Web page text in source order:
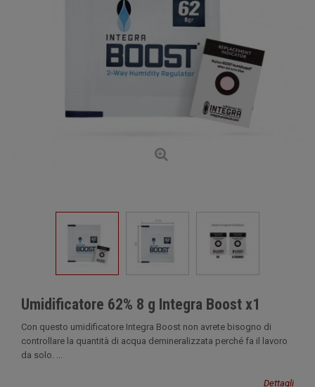
Umidificatore 62% 8 g Integra Boost x1
Con questo umidificatore Integra Boost non avrete bisogno di
controllare la quantità di acqua demineralizzata perché fa il lavoro
da solo. ...
Dettagli